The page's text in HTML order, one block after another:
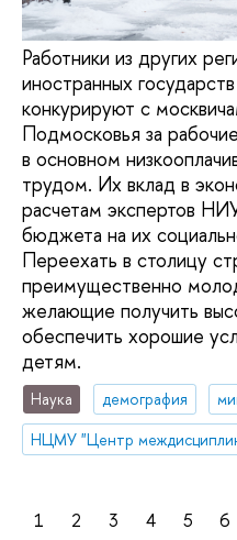
Работники из других
иностранных
конкурируют с
Подмосковья за
в основном
трудом. Их вклад в
расчетам экспертов
бюджета на их
Переехать в столицу
преимущественно
желающие получить
обеспечить хорошие
детям.
Наука демография
1 2 3 4 5 6